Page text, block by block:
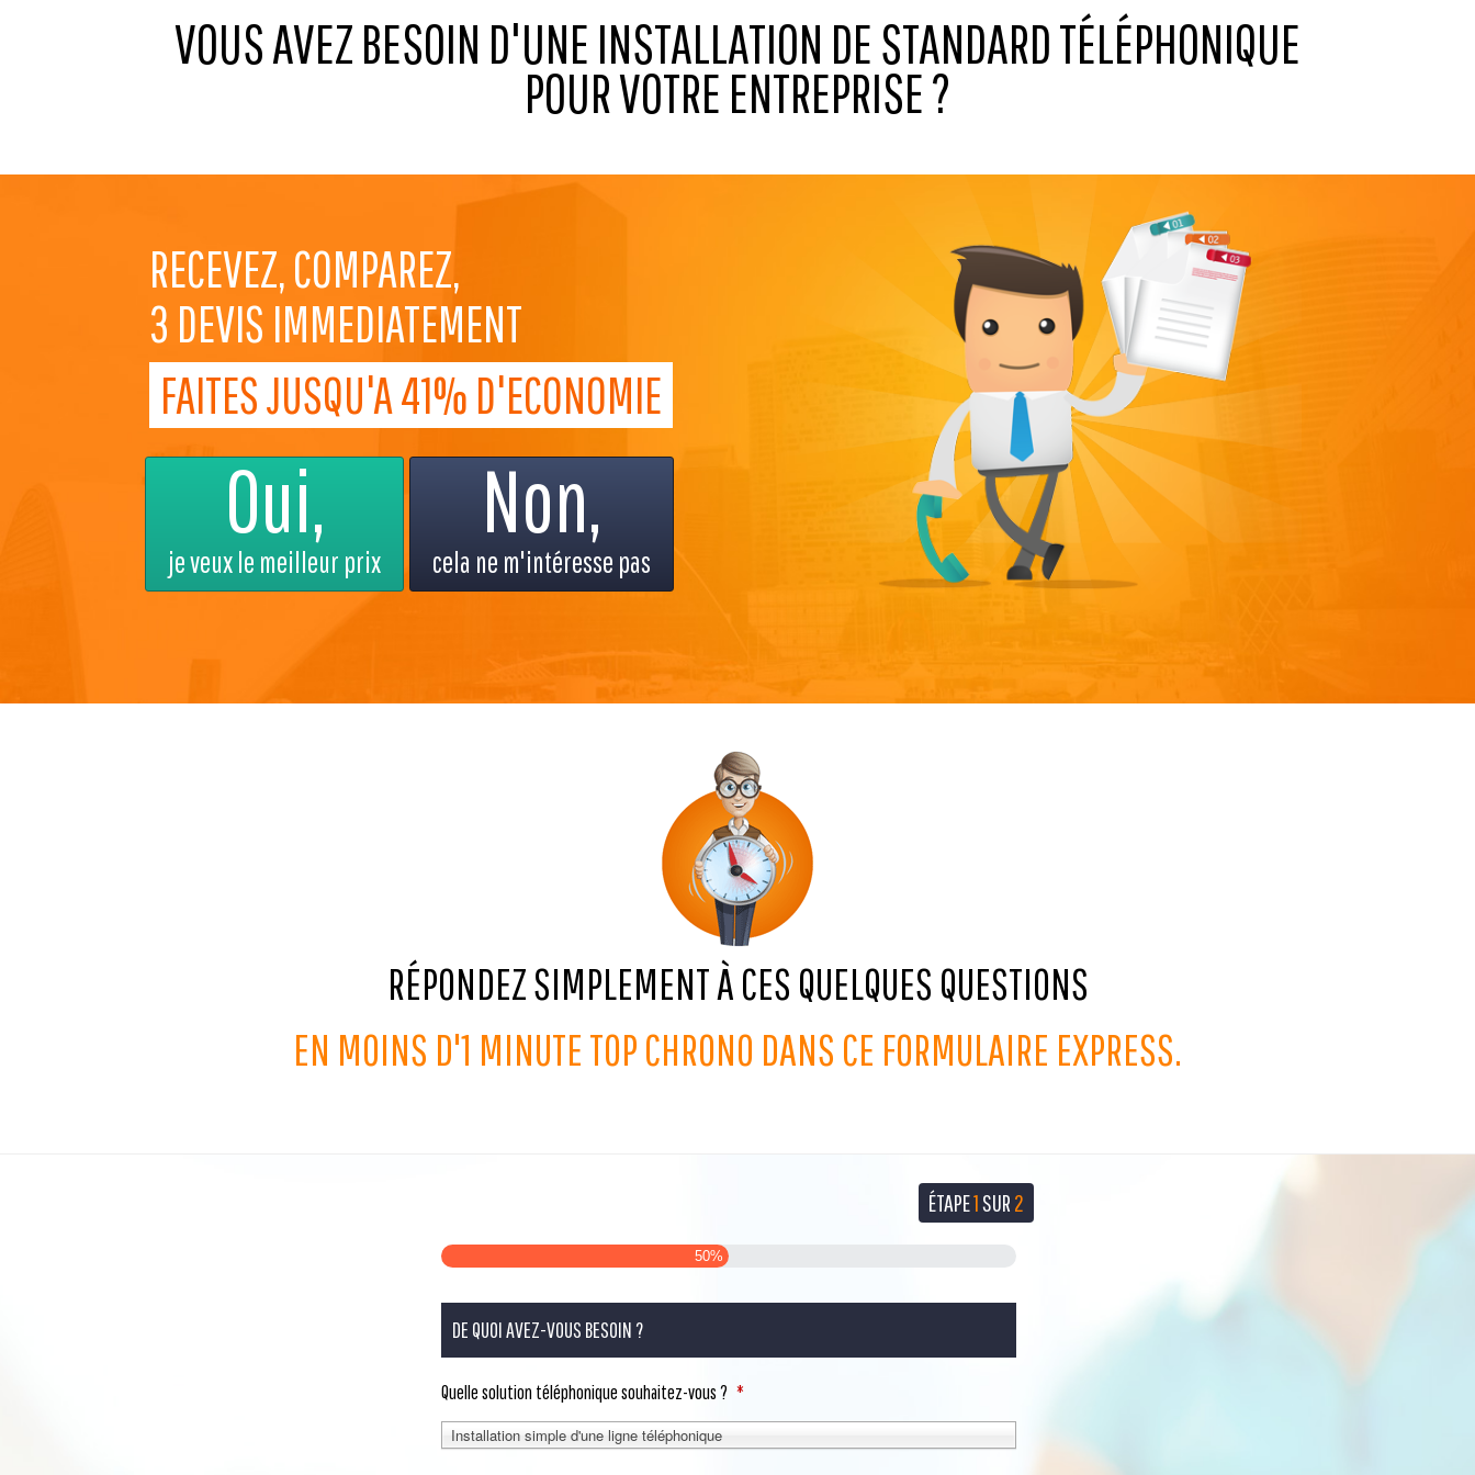
VOUS AVEZ BESOIN D'UNE INSTALLATION DE STANDARD TÉLÉPHONIQUE
POUR VOTRE ENTREPRISE ?
RECEVEZ, COMPAREZ,
3 DEVIS IMMEDIATEMENT
FAITES JUSQU'A 41% D'ECONOMIE
Oui,
je veux le meilleur prix
Non,
cela ne m'intéresse pas
RÉPONDEZ SIMPLEMENT À CES QUELQUES QUESTIONS
EN MOINS D'1 MINUTE TOP CHRONO DANS CE FORMULAIRE EXPRESS.
ÉTAPE1SUR 2
50%
DE QUOI AVEZ-VOUS BESOIN ?
Quelle solution téléphonique souhaitez-vous ? *
Installation simple d'une ligne téléphonique